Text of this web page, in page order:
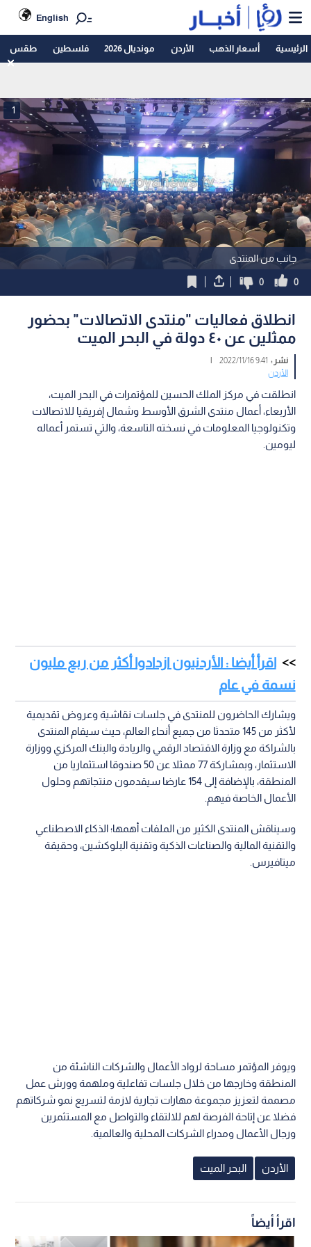
English
الرئيسية أسعار الذهب الأردن مونديال 2026 فلسطين طقس
جانب من المنتدى
1
0
0
انطلاق فعاليات "منتدى الاتصالات" بحضور
ممثلين عن ٤٠ دولة في البحر الميت
نشر : 9:41 2022/11/16
|
الأردن
انطلقت في مركز الملك الحسين للمؤتمرات في البحر الميت،
الأربعاء، أعمال منتدى الشرق الأوسط وشمال إفريقيا للاتصالات
وتكنولوجيا المعلومات في نسخته التاسعة، والتي تستمر أعماله
ليومين.
اقرأ أيضا : الأردنيون ازدادوا أكثر من ربع مليون
نسمة في عام
ويشارك الحاضرون للمنتدى في جلسات نقاشية وعروض تقديمية
لأكثر من 145 متحدثا من جميع أنحاء العالم، حيث سيقام المنتدى
بالشراكة مع وزارة الاقتصاد الرقمي والريادة والبنك المركزي ووزارة
الاستثمار، وبمشاركة 77 ممثلا عن 50 صندوقا استثماريا من
المنطقة، بالإضافة إلى 154 عارضا سيقدمون منتجاتهم وحلول
الأعمال الخاصة فيهم.
وسيناقش المنتدى الكثير من الملفات أهمها؛ الذكاء الاصطناعي
والتقنية المالية والصناعات الذكية وتقنية البلوكشين، وحقيقة
ميتافيرس.
ويوفر المؤتمر مساحة لرواد الأعمال والشركات الناشئة من
المنطقة وخارجها من خلال جلسات تفاعلية وملهمة وورش عمل
مصممة لتعزيز مجموعة مهارات تجارية لازمة لتسريع نمو شركاتهم
فضلا عن إتاحة الفرصة لهم للالتقاء والتواصل مع المستثمرين
ورجال الأعمال ومدراء الشركات المحلية والعالمية.
الأردن البحر الميت
اقرأ أيضاً